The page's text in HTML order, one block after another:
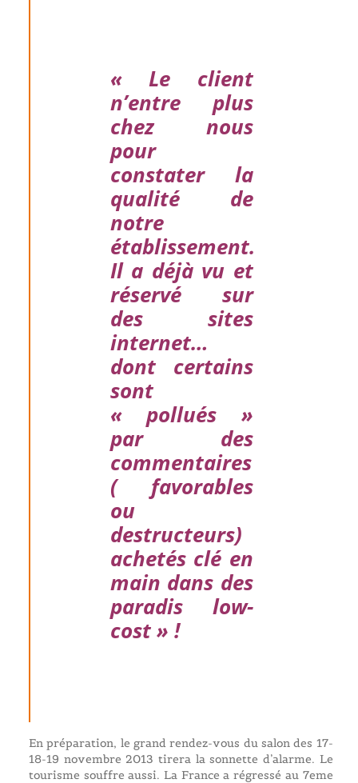
« Le client
n’entre plus
chez nous
pour
constater la
qualité de
notre
établissement.
Il a déjà vu et
réservé sur
des sites
internet…
dont certains
sont
« pollués »
par des
commentaires
( favorables
ou
destructeurs)
achetés clé en
main dans des
paradis low-
cost » !
En préparation, le grand rendez-vous du salon des 17-
18-19 novembre 2013 tirera la sonnette d’alarme. Le
tourisme souffre aussi. La France a régressé au 7eme